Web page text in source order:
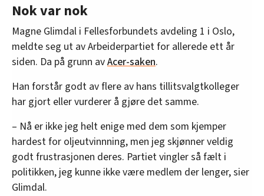
Nok var nok
Magne Glimdal i Fellesforbundets avdeling 1 i Oslo,
meldte seg ut av Arbeiderpartiet for allerede ett år
siden. Da på grunn avAcer-saken.
Han forstår godt av flere av hans tillitsvalgtkolleger
har gjort eller vurderer å gjøre det samme.
– Nå er ikke jeg helt enige med dem som kjemper
hardest for oljeutvinnning, men jeg skjønner veldig
godt frustrasjonen deres. Partiet vingler så fælt i
politikken, jeg kunne ikke være medlem der lenger, sier
Glimdal.